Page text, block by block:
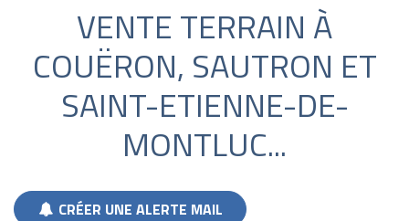
VENTE TERRAIN À
COUËRON, SAUTRON ET
SAINT-ETIENNE-DE-
MONTLUC...
CRÉER UNE ALERTE MAIL